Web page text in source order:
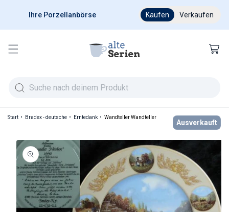
Ihre Porzellanbörse Ab 200 €
Kaufen Verkaufen
Start Bradex - deutsche Erntedank Wandteller Wandteller
Ausverkauft